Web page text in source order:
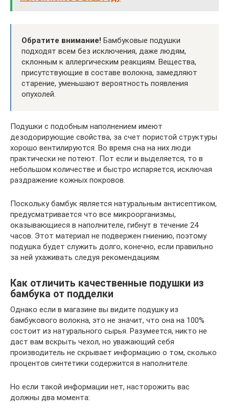
Обратите внимание! Бамбуковые подушки
подходят всем без исключения, даже людям,
склонным к аллергическим реакциям. Вещества,
присутствующие в составе волокна, замедляют
старение, уменьшают вероятность появления
опухолей.
Подушки с подобным наполнением имеют
дезодорирующие свойства, за счет пористой структуры
хорошо вентилируются. Во время сна на них люди
практически не потеют. Пот если и выделяется, то в
небольшом количестве и быстро испаряется, исключая
раздражение кожных покровов.
Поскольку бамбук является натуральным антисептиком,
предусматривается что все микроорганизмы,
оказывающиеся в наполнителе, гибнут в течение 24
часов. Этот материал не подвержен гниению, поэтому
подушка будет служить долго, конечно, если правильно
за ней ухаживать следуя рекомендациям.
Как отличить качественные подушки из
бамбука от подделки
Однако если в магазине вы видите подушку из
бамбукового волокна, это не значит, что она на 100%
состоит из натурального сырья. Разумеется, никто не
даст вам вскрыть чехол, но уважающий себя
производитель не скрывает информацию о том, сколько
процентов синтетики содержится в наполнителе.
Но если такой информации нет, насторожить вас
должны два момента: